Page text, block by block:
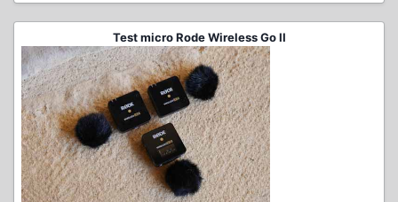
Test micro Rode Wireless Go II